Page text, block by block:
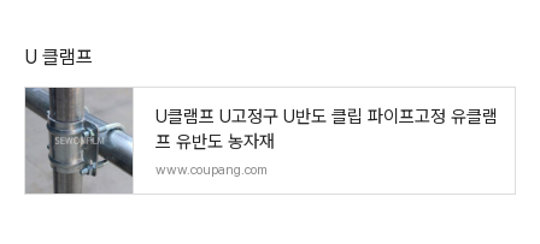
U 클램프
U클램프 U고정구 U반도 클립 파이프고정 유클램
프 유반도 농자재
www.coupang.com